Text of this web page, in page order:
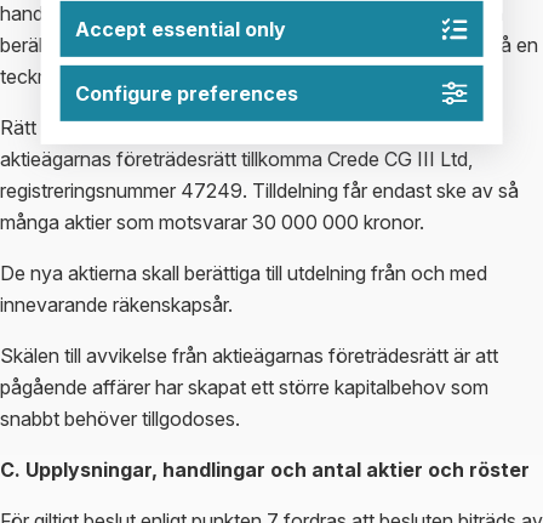
handelsdagar närmast före den 23 mars 2016. Emissionen
beräknas medföra en utspädning om ca 5,83 % baserat på en
teckningskurs om 16 kronor inklusive rabatt.
Rätt att teckna nya aktier skall med avvikelse från
aktieägarnas företrädesrätt tillkomma Crede CG III Ltd,
registreringsnummer 47249. Tilldelning får endast ske av så
många aktier som motsvarar 30 000 000 kronor.
De nya aktierna skall berättiga till utdelning från och med
innevarande räkenskapsår.
Skälen till avvikelse från aktieägarnas företrädesrätt är att
pågående affärer har skapat ett större kapitalbehov som
snabbt behöver tillgodoses.
C. Upplysningar, handlingar och antal aktier och röster
Accept essential only
Configure preferences